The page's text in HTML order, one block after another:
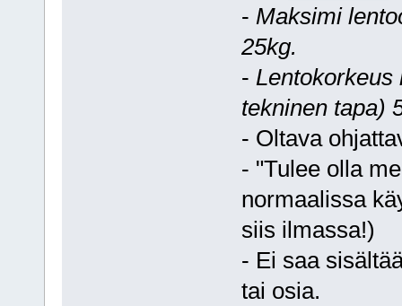
- Maksimi
25kg.
- Lentokorkeus
tekninen tapa)
- Oltava
- "Tulee olla
normaalissa
siis ilmassa!)
- Ei saa
tai osia.